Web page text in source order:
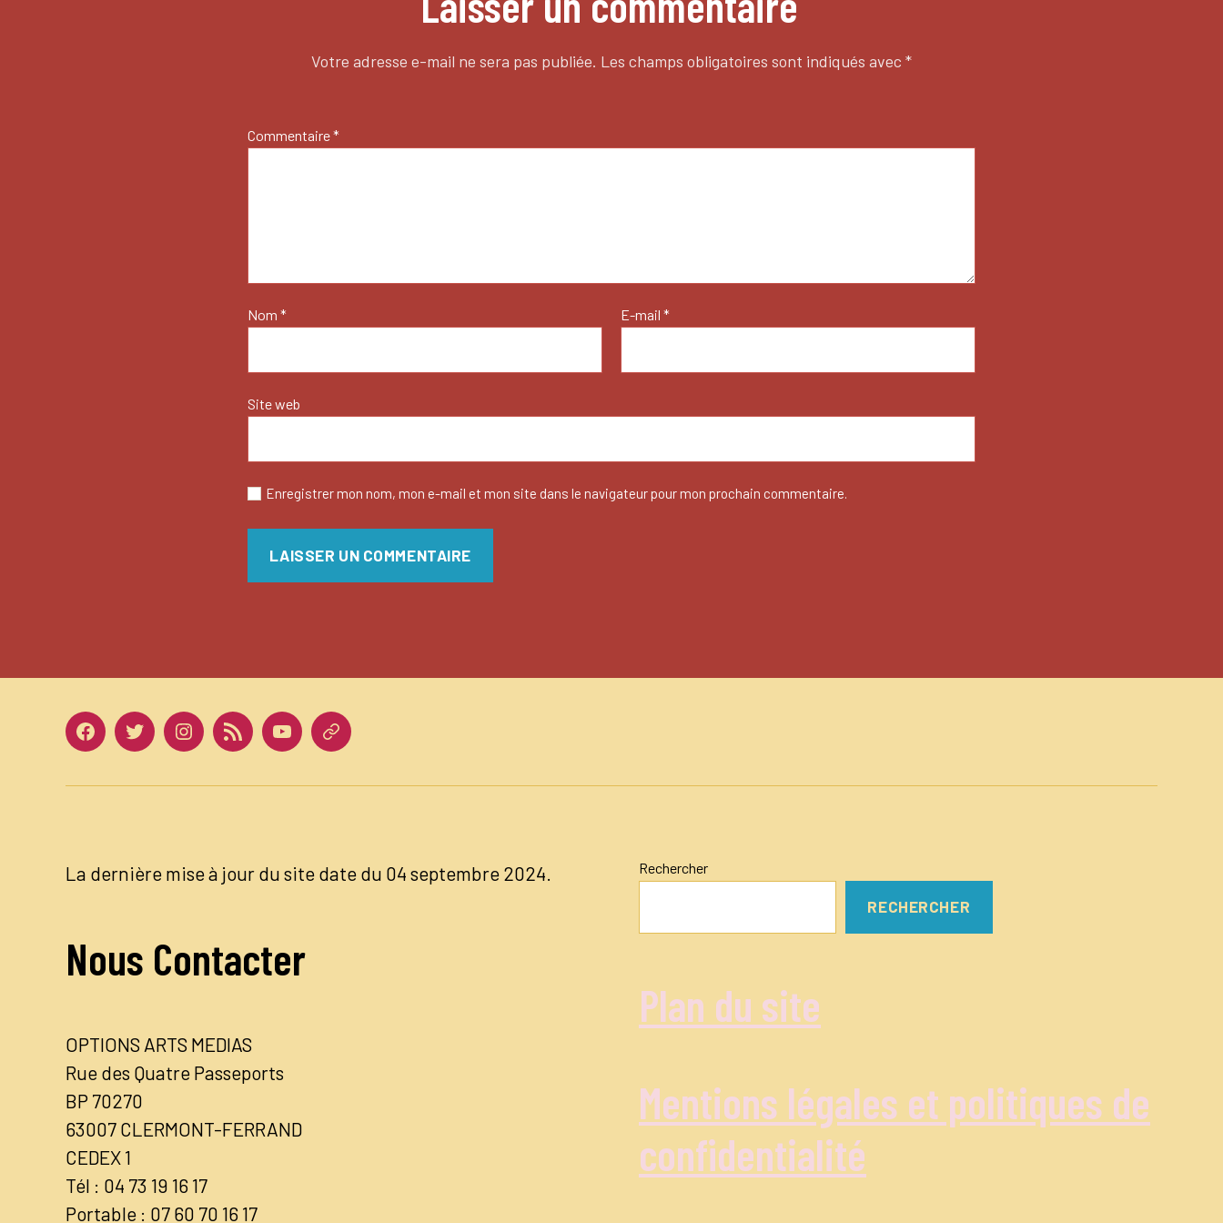
Votre adresse e-mail ne sera pas publiée. Les champs obligatoires sont indiqués avec *
Commentaire*
Nom * E-mail *
Site web
Enregistrer mon nom, mon e-mail et mon site dans le navigateur pour mon prochain commentaire.
FacebookTwitterInstagramLinkedInYoutubeDailymotion
La dernière mise à jour du site date du 04 septembre 2024.
Nous Contacter
OPTIONS ARTS MEDIAS
Rue des Quatre Passeports
BP 70270
63007 CLERMONT-FERRAND
CEDEX 1
Tél : 04 73 19 16 17
Portable : 07 60 70 16 17
Rechercher
RECHERCHER
Plan du site
Mentions légales et politiques de
confidentialité